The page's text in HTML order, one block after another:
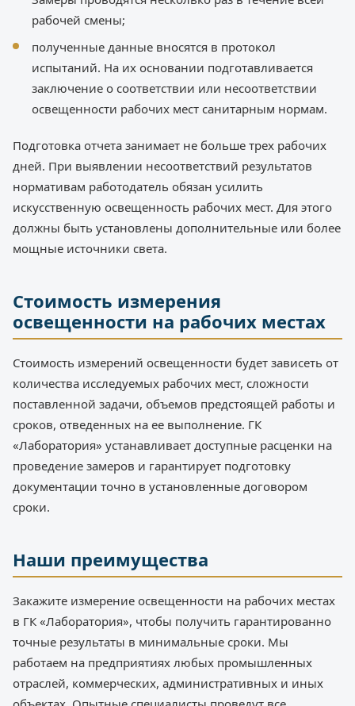
рабочей смены;
полученные данные вносятся в протокол
испытаний. На их основании подготавливается
заключение о соответствии или несоответствии
освещенности рабочих мест санитарным нормам.
Подготовка отчета занимает не больше трех рабочих
дней. При выявлении несоответствий результатов
нормативам работодатель обязан усилить
искусственную освещенность рабочих мест. Для этого
должны быть установлены дополнительные или более
мощные источники света.
Стоимость измерения
освещенности на рабочих местах
Стоимость измерений освещенности будет зависеть от
количества исследуемых рабочих мест, сложности
поставленной задачи, объемов предстоящей работы и
сроков, отведенных на ее выполнение. ГК
«Лаборатория» устанавливает доступные расценки на
проведение замеров и гарантирует подготовку
документации точно в установленные договором
сроки.
Наши преимущества
Закажите измерение освещенности на рабочих местах
в ГК «Лаборатория», чтобы получить гарантированно
точные результаты в минимальные сроки. Мы
работаем на предприятиях любых промышленных
отраслей, коммерческих, административных и иных